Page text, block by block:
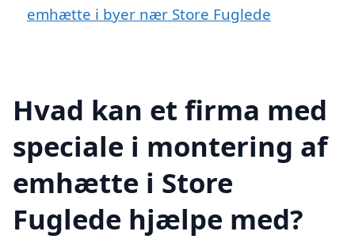
emhætte i byer nær Store Fuglede
Hvad kan et firma med
speciale i montering af
emhætte i Store
Fuglede hjælpe med?